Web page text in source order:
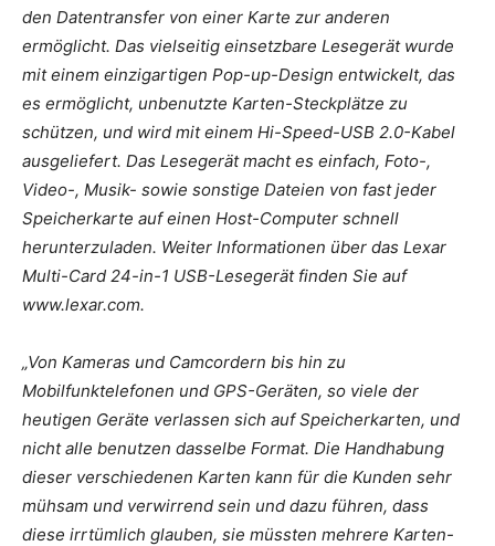
den Datentransfer von einer Karte zur anderen
ermöglicht. Das vielseitig einsetzbare Lesegerät wurde
mit einem einzigartigen Pop-up-Design entwickelt, das
es ermöglicht, unbenutzte Karten-Steckplätze zu
schützen, und wird mit einem Hi-Speed-USB 2.0-Kabel
ausgeliefert. Das Lesegerät macht es einfach, Foto-,
Video-, Musik- sowie sonstige Dateien von fast jeder
Speicherkarte auf einen Host-Computer schnell
herunterzuladen. Weiter Informationen über das Lexar
Multi-Card 24-in-1 USB-Lesegerät finden Sie auf
www.lexar.com.
„Von Kameras und Camcordern bis hin zu
Mobilfunktelefonen und GPS-Geräten, so viele der
heutigen Geräte verlassen sich auf Speicherkarten, und
nicht alle benutzen dasselbe Format. Die Handhabung
dieser verschiedenen Karten kann für die Kunden sehr
mühsam und verwirrend sein und dazu führen, dass
diese irrtümlich glauben, sie müssten mehrere Karten-